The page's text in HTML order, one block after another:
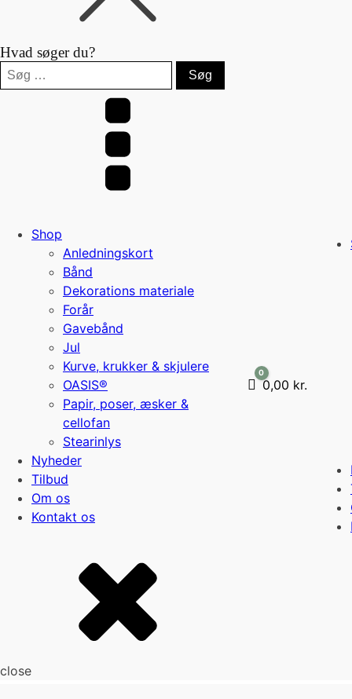
Hvad søger du?
Søg
efter:
Shop
Anledningskort
Bånd
Dekorations materiale
Forår
Gavebånd
Jul
Kurve, krukker & skjulere
OASIS®
Papir, poser, æsker &
cellofan
Stearinlys
Nyheder
Tilbud
Om os
Kontakt os
close
Cart
0
0,00 kr.